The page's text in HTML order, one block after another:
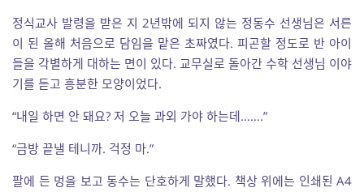
정식교사 발령을 받은 지 2년밖에 되지 않는 정동수 선생님은 서른
이 된 올해 처음으로 담임을 맡은 초짜였다. 피곤할 정도로 반 아이
들을 각별하게 대하는 면이 있다. 교무실로 돌아간 수학 선생님 이야
기를 듣고 흥분한 모양이었다.
“내일 하면 안 돼요? 저 오늘 과외 가야 하는데…….”
“금방 끝낼 테니까. 걱정 마.”
팔에 든 멍을 보고 동수는 단호하게 말했다. 책상 위에는 인쇄된 A4